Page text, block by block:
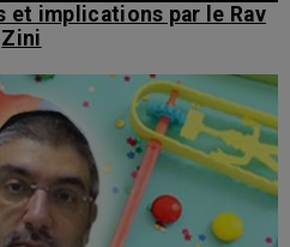
implications par le Rav
Zini